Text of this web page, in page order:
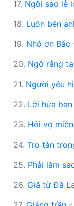
17. Ngôi sao lẻ
18. Luôn bên
19. Nhớ ơn Bác
20. Ngỡ rằng
21. Người yêu
22. Lời hứa
23. Hỏi vợ
24. Tro tàn
25. Phải làm
26. Giã từ Đà